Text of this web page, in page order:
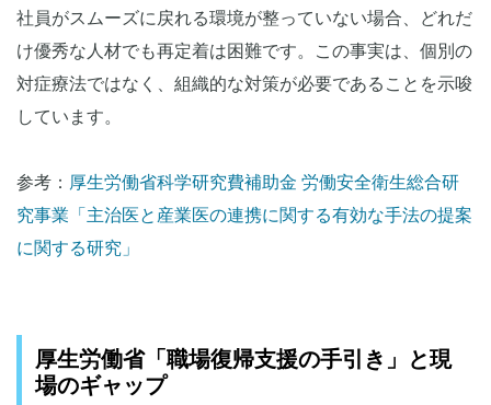
社員がスムーズに戻れる環境が整っていない場合、どれだ
け優秀な人材でも再定着は困難です。この事実は、個別の
対症療法ではなく、組織的な対策が必要であることを示唆
しています。
参考： 厚生労働省科学研究費補助金 労働安全衛生総合研
究事業「主治医と産業医の連携に関する有効な手法の提案
に関する研究」
厚生労働省「職場復帰支援の手引き」と現
場のギャップ